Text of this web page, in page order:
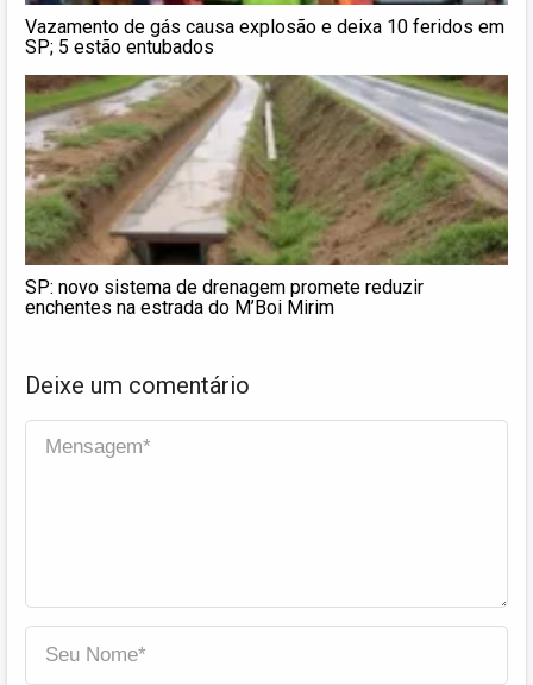
Vazamento de gás causa explosão e deixa 10 feridos em
SP; 5 estão entubados
SP: novo sistema de drenagem promete reduzir
enchentes na estrada do M’Boi Mirim
Deixe um comentário